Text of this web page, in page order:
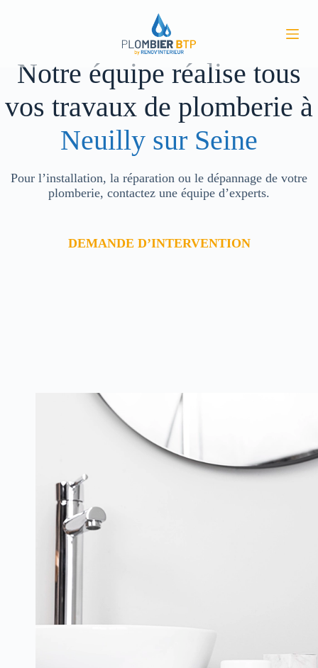
e
u
c
n
Notre équipe réalise tous
vos travaux de plomberie à
Neuilly sur Seine
Pour l’installation, la réparation ou le dépannage de votre
plomberie, contactez une équipe d’experts.
DEMANDE D’INTERVENTION